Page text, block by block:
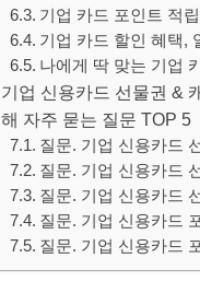
기업 카드 포인트 적
기업 카드 할인 혜택,
나에게 딱 맞는 기업
기업 신용카드 선물권 &
해 자주 묻는 질문 TOP 5
질문. 기업 신용카드
질문. 기업 신용카드
질문. 기업 신용카드
질문. 기업 신용카드
질문. 기업 신용카드